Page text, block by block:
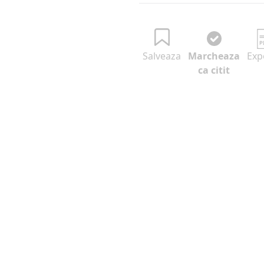
Salveaza
Marcheaza
ca citit